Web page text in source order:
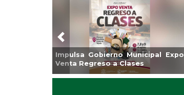
Impulsa Gobierno Municipal Expo
Venta Regreso a Clases
Previous